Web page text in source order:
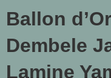
Ballon
Dembele
Lamine